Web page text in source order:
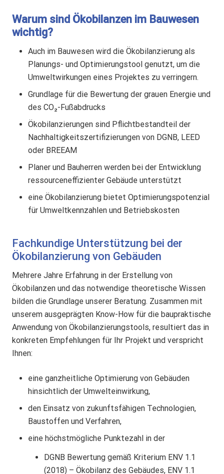
Warum sind Ökobilanzen im Bauwesen
wichtig?
Auch im Bauwesen wird die Ökobilanzierung als
Planungs- und Optimierungstool genutzt, um die
Umweltwirkungen eines Projektes zu verringern.
Grundlage für die Bewertung der grauen Energie und
des CO₂-Fußabdrucks
Ökobilanzierungen sind Pflichtbestandteil der
Nachhaltigkeitszertifizierungen von DGNB, LEED
oder BREEAM
Planer und Bauherren werden bei der Entwicklung
ressourceneffizienter Gebäude unterstützt
eine Ökobilanzierung bietet Optimierungspotenzial
für Umweltkennzahlen und Betriebskosten
Fachkundige Unterstützung bei der
Ökobilanzierung von Gebäuden
Mehrere Jahre Erfahrung in der Erstellung von
Ökobilanzen und das notwendige theoretische Wissen
bilden die Grundlage unserer Beratung. Zusammen mit
unserem ausgeprägten Know-How für die baupraktische
Anwendung von Ökobilanzierungstools, resultiert das in
konkreten Empfehlungen für Ihr Projekt und verspricht
Ihnen:
eine ganzheitliche Optimierung von Gebäuden
hinsichtlich der Umwelteinwirkung,
den Einsatz von zukunftsfähigen Technologien,
Baustoffen und Verfahren,
eine höchstmögliche Punktezahl in der
DGNB Bewertung gemäß Kriterium ENV 1.1
(2018) – Ökobilanz des Gebäudes, ENV 1.1